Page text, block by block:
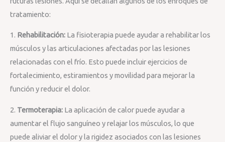
tratamiento:
1. Rehabilitación: La fisioterapia puede ayudar a rehabilitar los
músculos y las articulaciones afectadas por las lesiones
relacionadas con el frío. Esto puede incluir ejercicios de
fortalecimiento, estiramientos y movilidad para mejorar la
función y reducir el dolor.
2. Termoterapia: La aplicación de calor puede ayudar a
aumentar el flujo sanguíneo y relajar los músculos, lo que
puede aliviar el dolor y la rigidez asociados con las lesiones